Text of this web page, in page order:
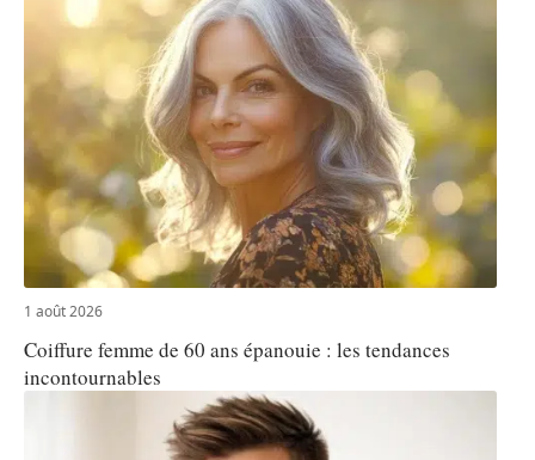
1 août 2026
Coiffure femme de 60 ans épanouie : les tendances
incontournables